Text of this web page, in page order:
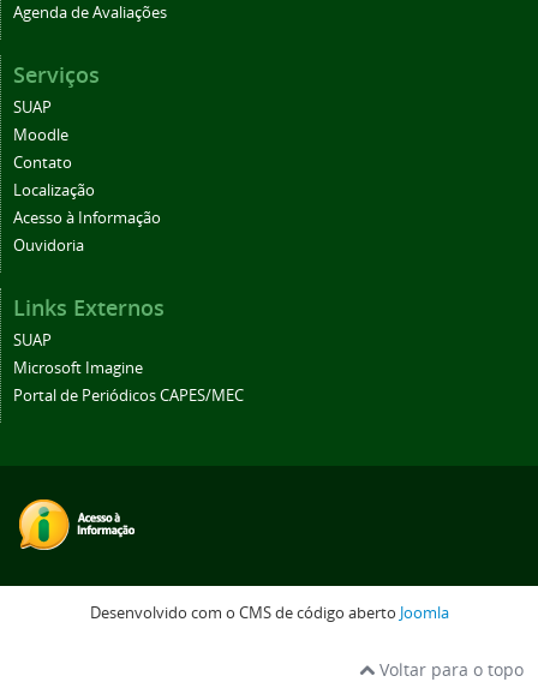
Agenda de Avaliações
Serviços
SUAP
Moodle
Contato
Localização
Acesso à Informação
Ouvidoria
Links Externos
SUAP
Microsoft Imagine
Portal de Periódicos CAPES/MEC
Desenvolvido com o CMS de código aberto Joomla
Voltar para o topo